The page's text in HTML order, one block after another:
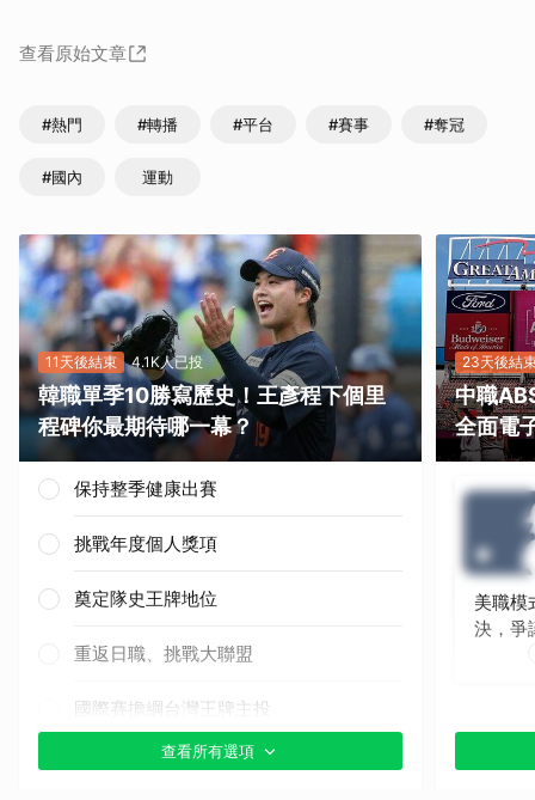
查看原始文章
#熱門 #轉播 #平台 #賽事 #奪冠
#國內 運動
11天後結束 4.1K人已投
韓職單季10勝寫歷史！王彥程下個里
程碑你最期待哪一幕？
保持整季健康出賽
挑戰年度個人獎項
奠定隊史王牌地位
重返日職、挑戰大聯盟
國際賽擔綱台灣王牌主投
其他（歡迎貼文分享）
查看所有選項
23天後結
中職
全面電
美職模
決，爭